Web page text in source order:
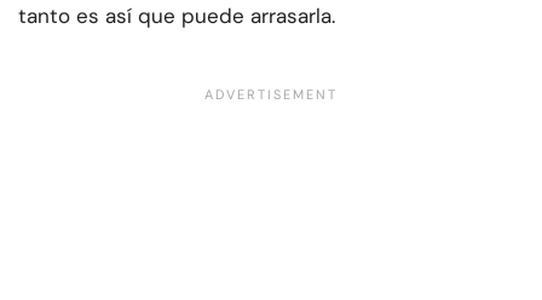
tanto es así que puede arrasarla.